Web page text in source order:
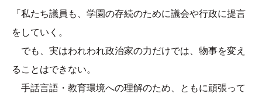
「私たち議員も、学園の存続のために議会や行政に提言
をしていく。
でも、実はわれわれ政治家の力だけでは、物事を変え
ることはできない。
手話言語・教育環境への理解のため、ともに頑張って